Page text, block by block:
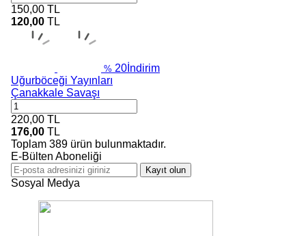
150,00 TL
120,00 TL
% 20 İndirim
Uğurböceği Yayınları
Çanakkale Savaşı
220,00 TL
176,00 TL
Toplam 389 ürün bulunmaktadır.
E-Bülten Aboneliği
Kayıt olun
Sosyal Medya